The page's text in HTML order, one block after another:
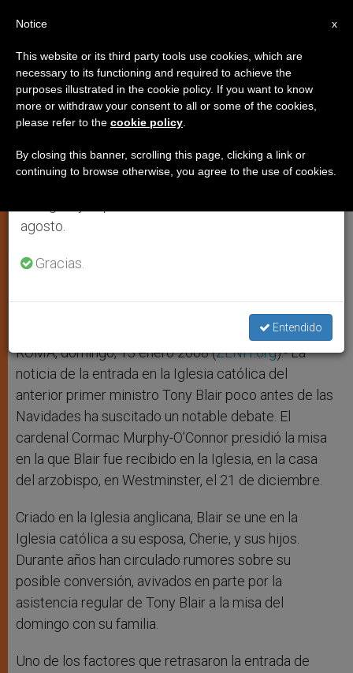
Interrogantes tras la conversión
de Tony Blair
ENERO 13, 2008 00:00
h
s
e
e
r
b t e
ROMA, domingo, 13 enero 2008 (ZENIT.org).- La
noticia de la entrada en la Iglesia católica del
anterior primer ministro Tony Blair poco antes de las
Navidades ha suscitado un notable debate. El
cardenal Cormac Murphy-O’Connor presidió la misa
en la que Blair fue recibido en la Iglesia, en la casa
del arzobispo, en Westminster, el 21 de diciembre.
Criado en la Iglesia anglicana, Blair se une en la
Iglesia católica a su esposa, Cherie, y sus hijos.
Durante años han circulado rumores sobre su
posible conversión, avivados en parte por la
asistencia regular de Tony Blair a la misa del
domingo con su familia.
Uno de los factores que retrasaron la entrada de
×
Aviso importante
Del 27 de julio al 7 de agosto haremos la pausa
anual, aprovechando que en el periodo de verano
se generan menos informaciones y también el
agosto.
Gracias.
Entendido
x
Notice
This website or its third party tools use cookies, which are
necessary to its functioning and required to achieve the
purposes illustrated in the cookie policy. If you want to know
more or withdraw your consent to all or some of the cookies,
please refer to the cookie policy
By closing this banner, scrolling this page, clicking a link or
continuing to browse otherwise, you agree to the use of cookies.